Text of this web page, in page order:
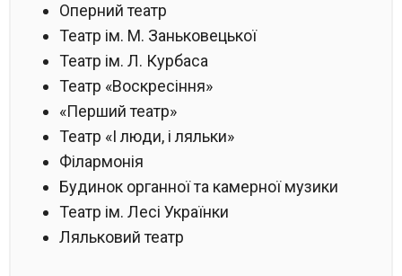
Оперний театр
Театр ім. М. Заньковецької
Театр ім. Л. Курбаса
Театр «Воскресіння»
«Перший театр»
Театр «І люди, і ляльки»
Філармонія
Будинок органної та камерної музики
Театр ім. Лесі Українки
Ляльковий театр